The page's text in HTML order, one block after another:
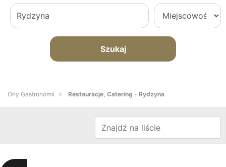
Szukaj
Orły Gastronomii Restauracje, Catering - Rydzyna